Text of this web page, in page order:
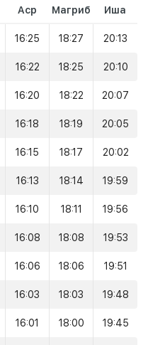
Аср Магриб Иша
16:25 18:27 20:13
16:22 18:25 20:10
16:20 18:22 20:07
16:18 18:19 20:05
16:15 18:17 20:02
16:13 18:14 19:59
16:10 18:11 19:56
16:08 18:08 19:53
16:06 18:06 19:51
16:03 18:03 19:48
16:01 18:00 19:45